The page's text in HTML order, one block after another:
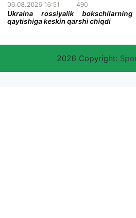
06.08.2026 16:51 490
Ukraina rossiyalik
qaytishiga keskin qarshi chiqdi
2026 Copyright: